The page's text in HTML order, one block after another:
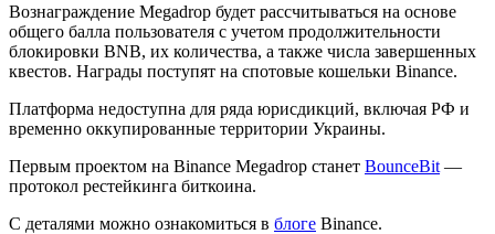
Вознаграждение Megadrop будет рассчитываться на основе
общего балла пользователя с учетом продолжительности
блокировки BNB, их количества, а также числа завершенных
квестов. Награды поступят на спотовые кошельки Binance.
Платформа недоступна для ряда юрисдикций, включая РФ и
временно оккупированные территории Украины.
Первым проектом на Binance Megadrop станет BounceBit —
протокол рестейкинга биткоина.
С деталями можно ознакомиться в блоге Binance.